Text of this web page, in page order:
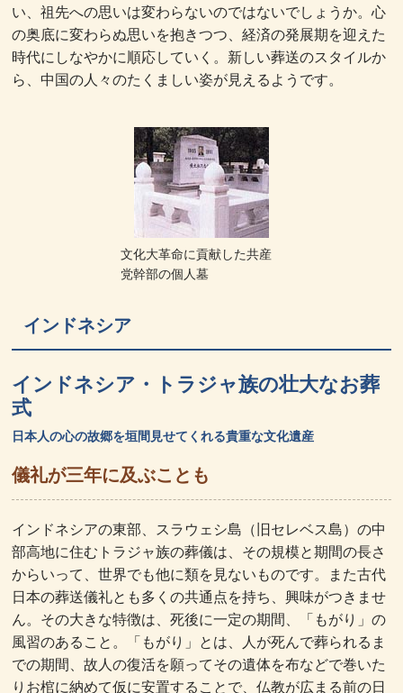
い、祖先への思いは変わらないのではないでしょうか。心
の奥底に変わらぬ思いを抱きつつ、経済の発展期を迎えた
時代にしなやかに順応していく。新しい葬送のスタイルか
ら、中国の人々のたくましい姿が見えるようです。
文化大革命に貢献した共産
党幹部の個人墓
インドネシア
インドネシア・トラジャ族の壮大なお葬
式
日本人の心の故郷を垣間見せてくれる貴重な文化遺産
儀礼が三年に及ぶことも
インドネシアの東部、スラウェシ島（旧セレベス島）の中
部高地に住むトラジャ族の葬儀は、その規模と期間の長さ
からいって、世界でも他に類を見ないものです。また古代
日本の葬送儀礼とも多くの共通点を持ち、興味がつきませ
ん。その大きな特徴は、死後に一定の期間、「もがり」の
風習のあること。「もがり」とは、人が死んで葬られるま
での期間、故人の復活を願ってその遺体を布などで巻いた
りお棺に納めて仮に安置することで、仏教が広まる前の日